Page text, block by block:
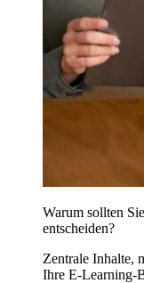
Warum sollten
entscheiden?
Zentrale Inhalte,
Ihre E-Learning-